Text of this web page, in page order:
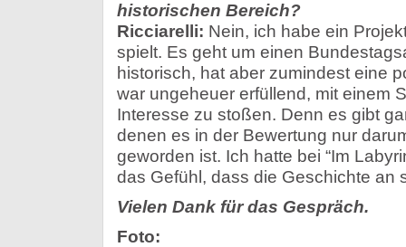
historischen Bereich?
Ricciarelli: Nein, ich habe ein
spielt. Es geht um einen
historisch, hat aber zumindest eine
war ungeheuer erfüllend, mit einem
Interesse zu stoßen. Denn es gibt
denen es in der Bewertung nur
geworden ist. Ich hatte bei “Im
das Gefühl, dass die Geschichte an
Vielen Dank für das Gespräch.
Foto: